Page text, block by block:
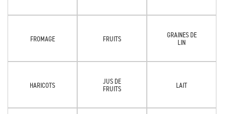
FROMAGE FRUITS
GRAINES DE
LIN
HARICOTS
JUS DE
FRUITS
LAIT